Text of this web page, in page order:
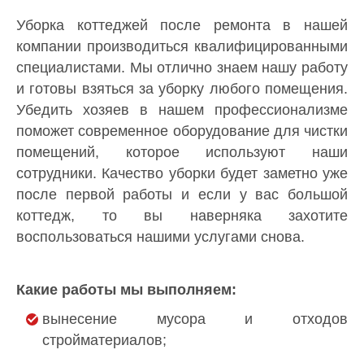
Уборка коттеджей после ремонта в нашей
компании производиться квалифицированными
специалистами. Мы отлично знаем нашу работу
и готовы взяться за уборку любого помещения.
Убедить хозяев в нашем профессионализме
поможет современное оборудование для чистки
помещений, которое используют наши
сотрудники. Качество уборки будет заметно уже
после первой работы и если у вас большой
коттедж, то вы наверняка захотите
воспользоваться нашими услугами снова.
Какие работы мы выполняем:
вынесение мусора и отходов
стройматериалов;